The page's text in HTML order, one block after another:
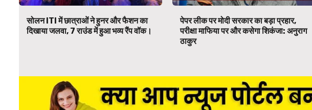
सोलन ITI में छात्राओं ने हुनर और फैशन का
दिखाया जलवा, 7 राउंड में हुआ भव्य रैंप वॉक।
पेपर लीक पर मोदी सरकार का बड़ा प्रहार,
परीक्षा माफिया पर और कसेगा शिकंजा: अनुराग
ठाकुर